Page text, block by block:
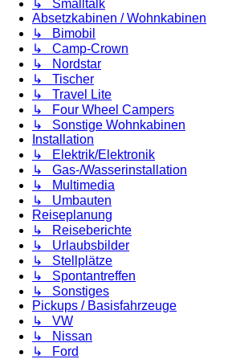
↳ Smalltalk
Absetzkabinen / Wohnkabinen
↳ Bimobil
↳ Camp-Crown
↳ Nordstar
↳ Tischer
↳ Travel Lite
↳ Four Wheel Campers
↳ Sonstige Wohnkabinen
Installation
↳ Elektrik/Elektronik
↳ Gas-/Wasserinstallation
↳ Multimedia
↳ Umbauten
Reiseplanung
↳ Reiseberichte
↳ Urlaubsbilder
↳ Stellplätze
↳ Spontantreffen
↳ Sonstiges
Pickups / Basisfahrzeuge
↳ VW
↳ Nissan
↳ Ford